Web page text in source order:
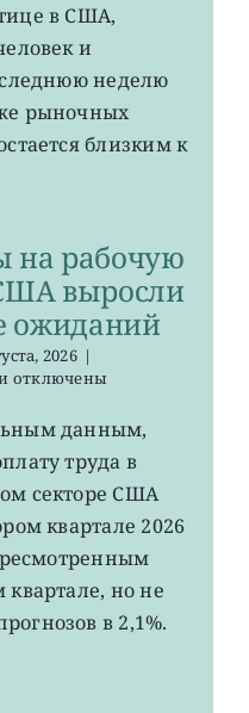
за
безработице
в
остается
лет
в США,
и
неделю
рыночных
близким к
на рабочую
выросли
ожиданий
2026 |
к
Затраты
рабочую
силу
США
выросли
ожиданий
отключены
данным,
труда в
секторе США
квартале 2026
но не
в 2,1%.